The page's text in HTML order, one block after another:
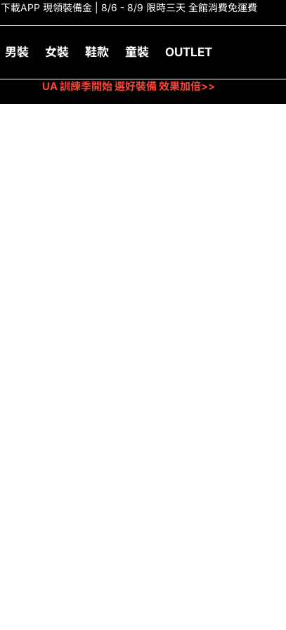
下載APP 現領裝備金 | 8/6 - 8/9 限時三天 全館消費免運費
男裝 女裝 鞋款 童裝 OUTLET
UA 訓練季開始 選好裝備 效果加倍>>